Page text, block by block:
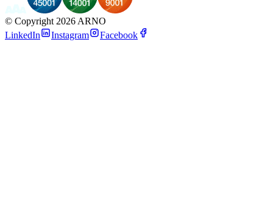
© Copyright 2026 ARNO
LinkedIn
Instagram Facebook